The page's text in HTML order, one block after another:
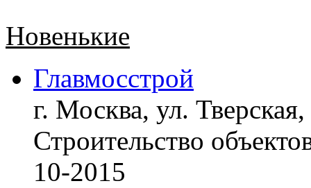
Новенькие
Главмосстрой
г. Москва, ул.
Строительство
10-2015